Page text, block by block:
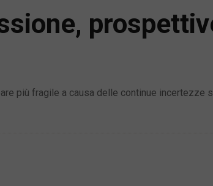
più fragile a causa delle continue incertezze